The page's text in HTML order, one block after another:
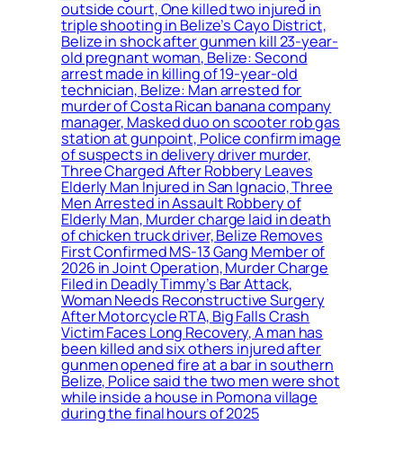
outside court, One killed two injured in
triple shooting in Belize’s Cayo District,
Belize in shock after gunmen kill 23-year-
old pregnant woman, Belize: Second
arrest made in killing of 19-year-old
technician, Belize: Man arrested for
murder of Costa Rican banana company
manager, Masked duo on scooter rob gas
station at gunpoint, Police confirm image
of suspects in delivery driver murder,
Three Charged After Robbery Leaves
Elderly Man Injured in San Ignacio, Three
Men Arrested in Assault Robbery of
Elderly Man, Murder charge laid in death
of chicken truck driver, Belize Removes
First Confirmed MS-13 Gang Member of
2026 in Joint Operation, Murder Charge
Filed in Deadly Timmy’s Bar Attack,
Woman Needs Reconstructive Surgery
After Motorcycle RTA, Big Falls Crash
Victim Faces Long Recovery, A man has
been killed and six others injured after
gunmen opened fire at a bar in southern
Belize, Police said the two men were shot
while inside a house in Pomona village
during the final hours of 2025